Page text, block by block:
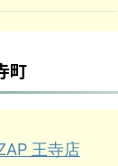
町
王寺店